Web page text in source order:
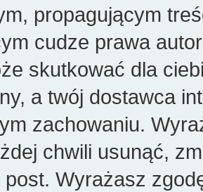
propagującym
cudze prawa
skutkować dla
a twój dostawca
zachowaniu.
chwili usunąć,
post. Wyrażasz